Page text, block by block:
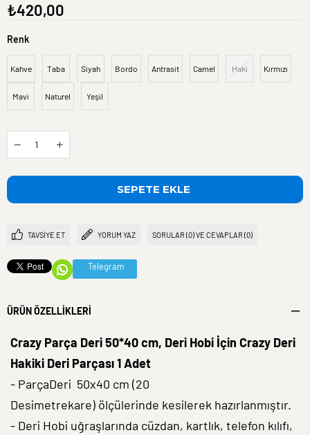
₺420,00
Renk
Kahve Taba Siyah Bordo Antrasit Camel Haki Kırmızı
Mavi Naturel Yeşil
TAVSIYE ET YORUM YAZ SORULAR (0) VE CEVAPLAR (0)
Telegram
ÜRÜN ÖZELLIKLERI
Crazy Parça Deri 50*40 cm, Deri Hobi İçin Crazy Deri
Hakiki Deri Parçası 1 Adet
- ParçaDeri 50x40 cm (20
Desimetrekare) ölçülerinde kesilerek hazırlanmıştır.
- Deri Hobi uğraşlarında cüzdan, kartlık, telefon kılıfı,